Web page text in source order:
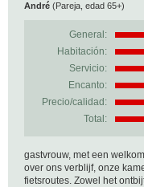
André (Pareja, edad 65+)
General:
Habitación:
Servicio:
Encanto:
Precio/calidad:
Total:
gastvrouw, met een
over ons verblijf, onze
fietsroutes. Zowel het